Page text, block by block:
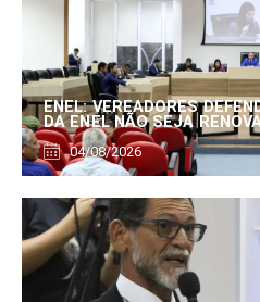
ENEL: VEREADORES
DA ENEL NÃO SEJA
04/08/2026